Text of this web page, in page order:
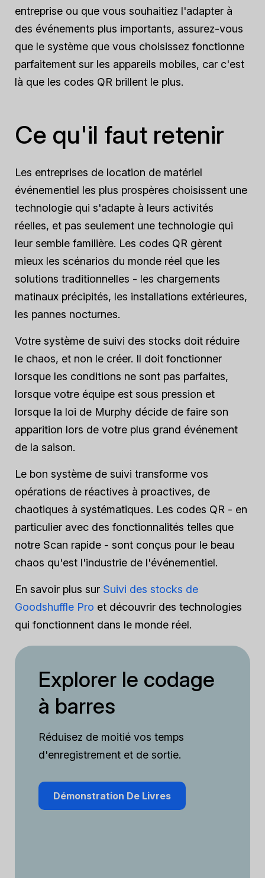
entreprise ou que vous souhaitiez l'adapter à
des événements plus importants, assurez-vous
que le système que vous choisissez fonctionne
parfaitement sur les appareils mobiles, car c'est
là que les codes QR brillent le plus.
Ce qu'il faut retenir
Les entreprises de location de matériel
événementiel les plus prospères choisissent une
technologie qui s'adapte à leurs activités
réelles, et pas seulement une technologie qui
leur semble familière. Les codes QR gèrent
mieux les scénarios du monde réel que les
solutions traditionnelles - les chargements
matinaux précipités, les installations extérieures,
les pannes nocturnes.
Votre système de suivi des stocks doit réduire
le chaos, et non le créer. Il doit fonctionner
lorsque les conditions ne sont pas parfaites,
lorsque votre équipe est sous pression et
lorsque la loi de Murphy décide de faire son
apparition lors de votre plus grand événement
de la saison.
Le bon système de suivi transforme vos
opérations de réactives à proactives, de
chaotiques à systématiques. Les codes QR - en
particulier avec des fonctionnalités telles que
notre Scan rapide - sont conçus pour le beau
chaos qu'est l'industrie de l'événementiel.
En savoir plus sur Suivi des stocks de
Goodshuffle Pro et découvrir des technologies
qui fonctionnent dans le monde réel.
Explorer le codage
à barres
Réduisez de moitié vos temps
d'enregistrement et de sortie.
Démonstration De Livres